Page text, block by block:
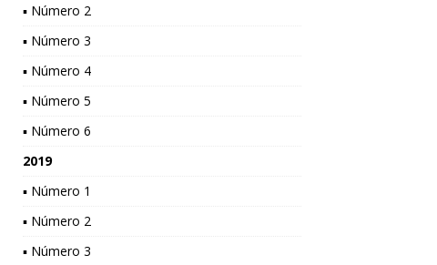
▪ Número 2
▪ Número 3
▪ Número 4
▪ Número 5
▪ Número 6
2019
▪ Número 1
▪ Número 2
▪ Número 3